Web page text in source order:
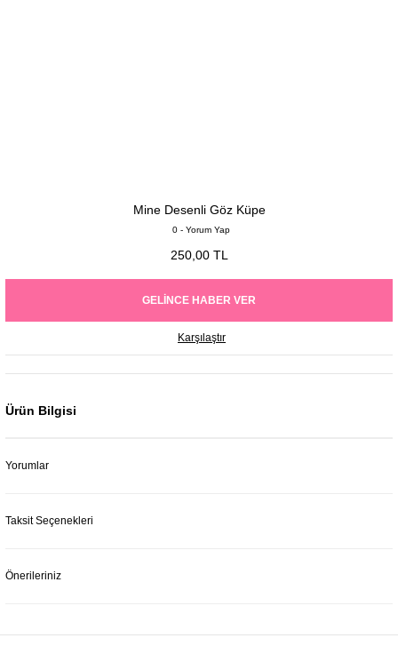
Mine Desenli Göz Küpe
0 - Yorum Yap
250,00 TL
GELINCE HABER VER
Karşılaştır
Ürün Bilgisi
Yorumlar
Taksit Seçenekleri
Önerileriniz